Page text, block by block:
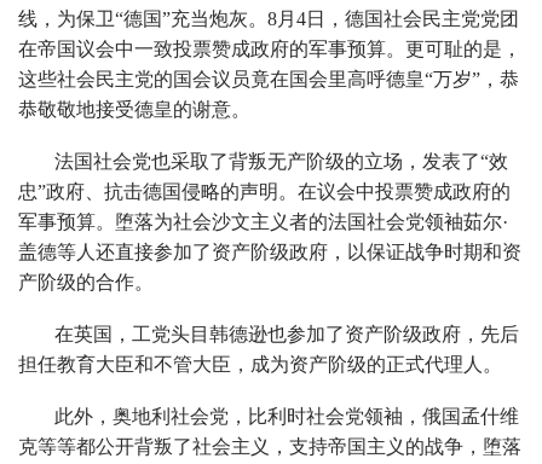
线，为保卫“德国”充当炮灰。8月4日，德国社会民主党党团
在帝国议会中一致投票赞成政府的军事预算。更可耻的是，
这些社会民主党的国会议员竟在国会里高呼德皇“万岁”，恭
恭敬敬地接受德皇的谢意。
法国社会党也采取了背叛无产阶级的立场，发表了“效
忠”政府、抗击德国侵略的声明。在议会中投票赞成政府的
军事预算。堕落为社会沙文主义者的法国社会党领袖茹尔·
盖德等人还直接参加了资产阶级政府，以保证战争时期和资
产阶级的合作。
在英国，工党头目韩德逊也参加了资产阶级政府，先后
担任教育大臣和不管大臣，成为资产阶级的正式代理人。
此外，奥地利社会党，比利时社会党领袖，俄国孟什维
克等等都公开背叛了社会主义，支持帝国主义的战争，堕落